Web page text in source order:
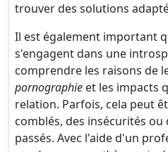
trouver des solutions
Il est également important
s'engagent dans une
comprendre les raisons de
pornographie et les impacts
relation. Parfois, cela peut
comblés, des insécurités
passés. Avec l'aide d'un